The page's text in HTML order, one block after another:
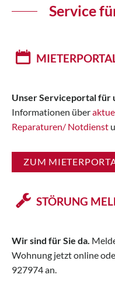
Service
Unser Serviceportal für
Informationen über
Reparaturen/ Notdienst
ZUM
STÖRUNG
Wir sind für Sie da.
Wohnung jetzt online
927974 an.